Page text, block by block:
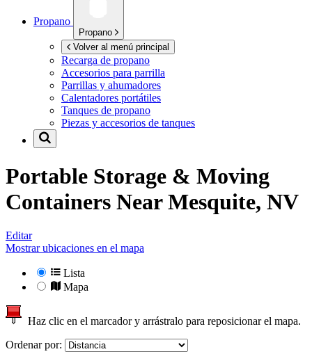
Propano
Propano
Volver al menú principal
Recarga de propano
Accesorios para parrilla
Parrillas y ahumadores
Calentadores portátiles
Tanques de propano
Piezas y accesorios de tanques
Portable Storage & Moving
Containers NearMesquite, NV
Editar
Mostrar ubicaciones en el mapa
Lista
Mapa
Haz clic en el marcador y arrástralo para reposicionar el mapa.
Ordenar por: